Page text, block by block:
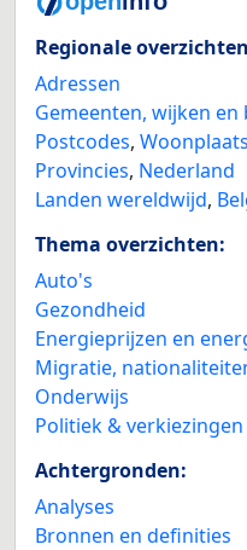
Regionale
Adressen
Gemeenten, wijken
Postcodes,
Provincies, Nederland
Landen wereldwijd,
Thema overzichten:
Auto's
Gezondheid
Energieprijzen en
Migratie,
Onderwijs
Politiek & verkiezingen
Achtergronden:
Analyses
Bronnen en definities